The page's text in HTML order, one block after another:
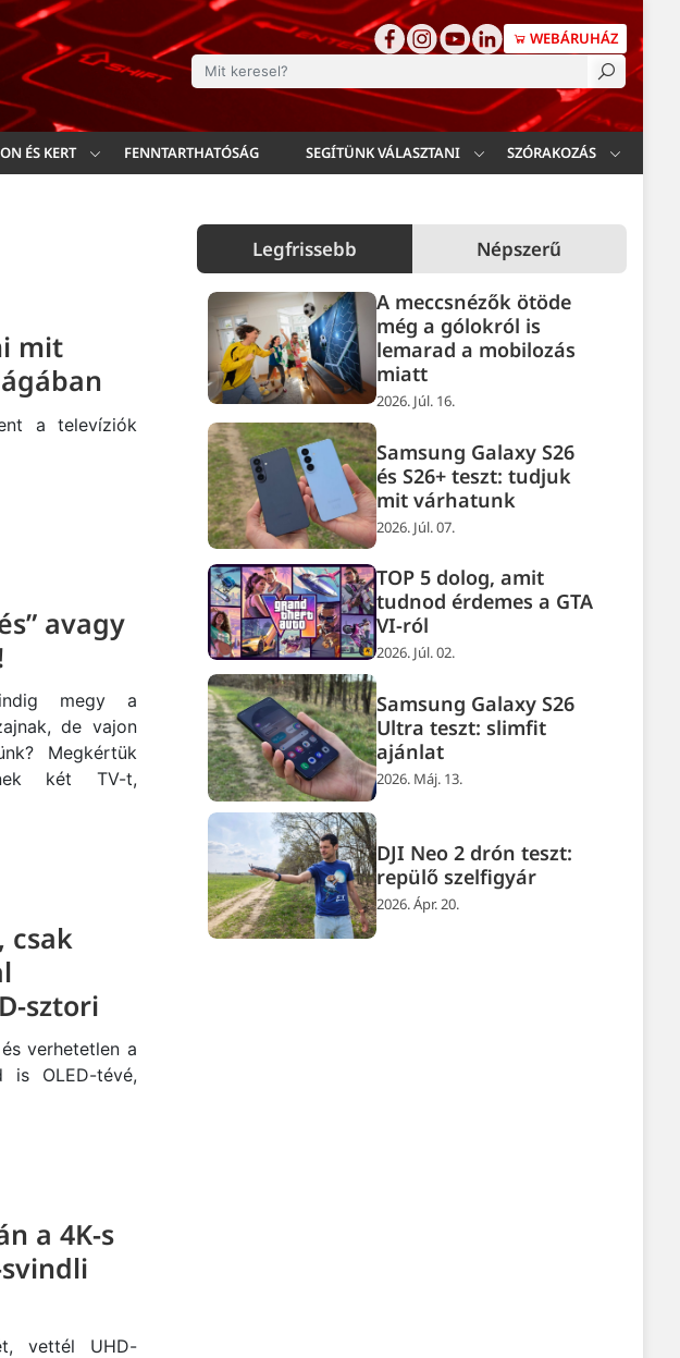
WEBÁRUHÁZ
Keresés
ÉS KERT FENNTARTHATÓSÁG SEGÍTÜNK VÁLASZTANI SZÓRAKOZÁS
mit
a televíziók
avagy
megy a
de vajon
Megkértük
két TV-t,
csak
sztori
verhetetlen a
is OLED-tévé,
a 4K-s
vettél UHD-
Legfrissebb Népszerű
A meccsnézők ötöde
még a gólokról is
lemarad a mobilozás
miatt
2026. Júl. 16.
Samsung Galaxy S26
és S26+ teszt: tudjuk
mit várhatunk
2026. Júl. 07.
TOP 5 dolog, amit
tudnod érdemes a GTA
VI-ról
2026. Júl. 02.
Samsung Galaxy S26
Ultra teszt: slimfit
ajánlat
2026. Máj. 13.
DJI Neo 2 drón teszt:
repülő szelfigyár
2026. Ápr. 20.